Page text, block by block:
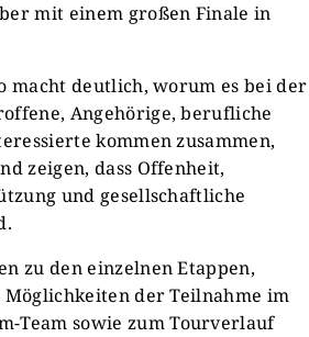
mit einem großen Finale in
macht deutlich, worum es bei der
Angehörige, berufliche
kommen zusammen,
zeigen, dass Offenheit,
und gesellschaftliche
zu den einzelnen Etappen,
der Teilnahme im
Team sowie zum Tourverlauf